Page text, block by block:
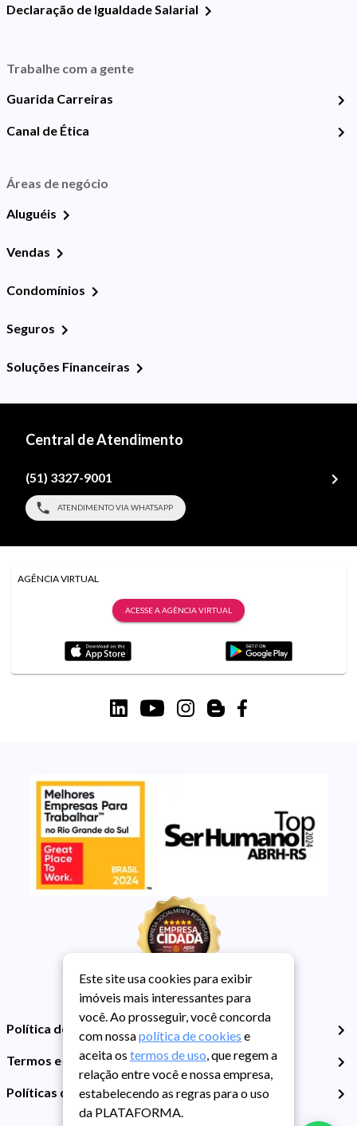
Declaração de Igualdade Salarial
Trabalhe com a gente
Guarida Carreiras
Canal de Ética
Áreas de negócio
Aluguéis
Vendas
Condomínios
Seguros
Soluções Financeiras
Central de Atendimento
(51) 3327-9001
ATENDIMENTO VIA WHATSAPP
AGÊNCIA VIRTUAL
ACESSE A AGÊNCIA VIRTUAL
Política de Privacidade
Termos e Condições de Uso
Políticas de Cookies
Este site usa cookies para exibir
imóveis mais interessantes para
você. Ao prosseguir, você concorda
com nossapolítica de cookies e
aceita os termos de uso, que regem a
relação entre você e nossa empresa,
estabelecendo as regras para o uso
da PLATAFORMA.